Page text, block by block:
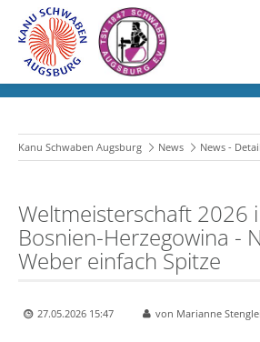
Kanu Schwaben Augsburg News News -
Weltmeisterschaft 2026
Bosnien-Herzegowina -
Weber einfach Spitze
27.05.2026 15:47 von Marianne